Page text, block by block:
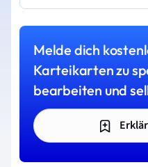
Melde dich
Karteikarten zu
bearbeiten und